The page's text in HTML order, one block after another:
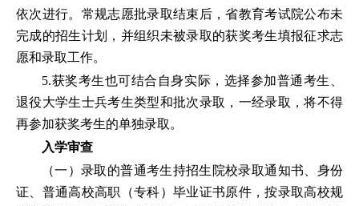
依次进行。常规志愿批录取结束后，省教育考试院公布未
完成的招生计划，并组织未被录取的获奖考生填报征求志
愿和录取工作。
5.获奖考生也可结合自身实际，选择参加普通考生、
退役大学生士兵考生类型和批次录取，一经录取，将不得
再参加获奖考生的单独录取。
入学审查
（一）录取的普通考生持招生院校录取通知书、身份
证、普通高校高职（专科）毕业证书原件，按录取高校规